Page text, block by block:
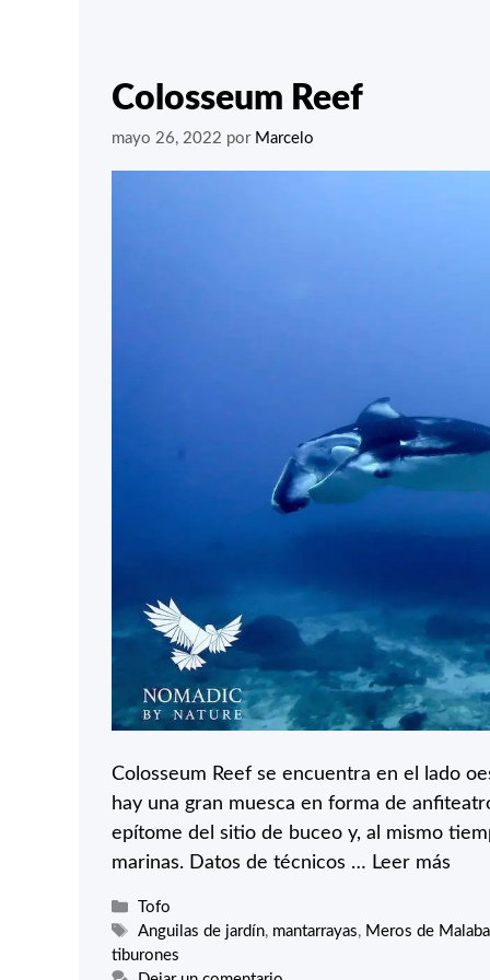
Colosseum Reef
mayo 26, 2022 por Marcelo
Colosseum Reef se encuentra en el lado
hay una gran muesca en forma de
epítome del sitio de buceo y, al mismo
marinas. Datos de técnicos … Leer más
Categorías
Tofo
Etiquetas
Anguilas de jardín, mantarrayas, Meros de
tiburones